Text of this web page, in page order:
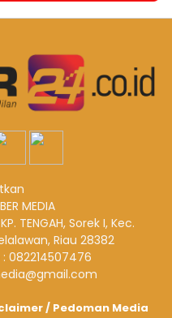
MEDIA
TENGAH, Sorek I, Kec.
Riau 28382
082214507476
/ Pedoman Media